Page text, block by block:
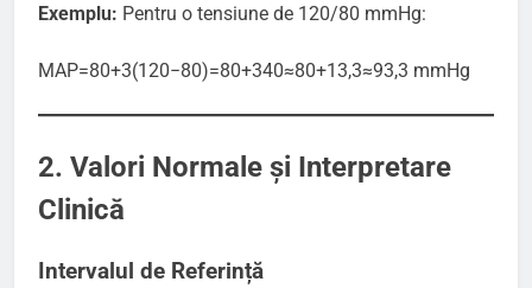
Exemplu: Pentru o tensiune de 120/80 mmHg:
MAP=80+3(120−80)​=80+340​≈80+13,3≈93,3 mmHg
2. Valori Normale și Interpretare
Clinică
Intervalul de Referință